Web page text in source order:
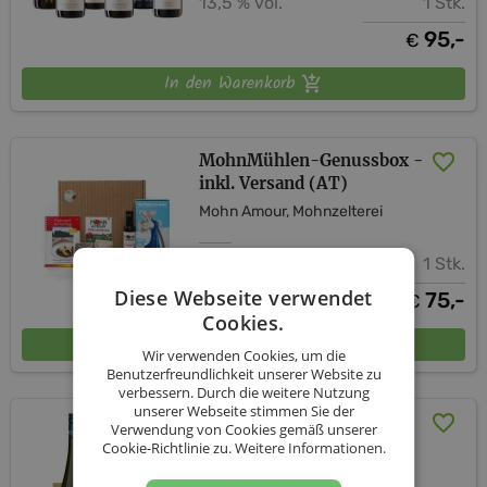
€ 95,-
In den Warenkorb
MohnMühlen-Genussbox -
inkl. Versand (AT)
Mohn Amour, Mohnzelterei
1 Stk.
€ 75,-
In den Warenkorb
Verkostungs-Sort. von
Lagen und Reserve (inkl.
Diese Webseite verwendet
Cookies.
Wir verwenden Cookies, um die
Benutzerfreundlichkeit unserer Website zu
verbessern. Durch die weitere Nutzung
unserer Webseite stimmen Sie der
Verwendung von Cookies gemäß unserer
Cookie-Richtlinie zu.Weitere Informationen.